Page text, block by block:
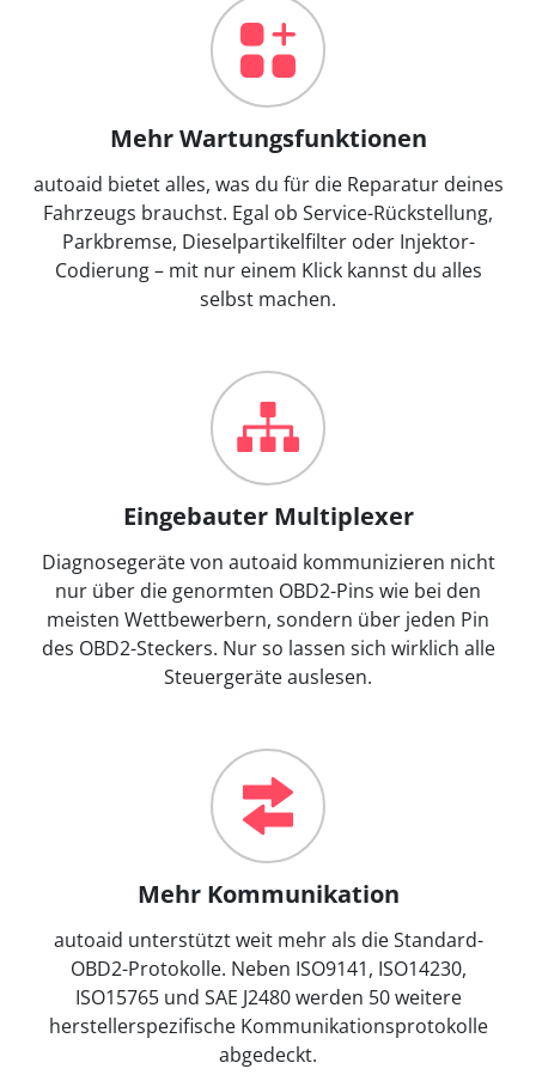
Mehr Wartungsfunktionen
autoaid bietet alles, was du für die Reparatur deines
Fahrzeugs brauchst. Egal ob Service-Rückstellung,
Parkbremse, Dieselpartikelfilter oder Injektor-
Codierung – mit nur einem Klick kannst du alles
selbst machen.
Eingebauter Multiplexer
Diagnosegeräte von autoaid kommunizieren nicht
nur über die genormten OBD2-Pins wie bei den
meisten Wettbewerbern, sondern über jeden Pin
des OBD2-Steckers. Nur so lassen sich wirklich alle
Steuergeräte auslesen.
Mehr Kommunikation
autoaid unterstützt weit mehr als die Standard-
OBD2-Protokolle. Neben ISO9141, ISO14230,
ISO15765 und SAE J2480 werden 50 weitere
herstellerspezifische Kommunikationsprotokolle
abgedeckt.